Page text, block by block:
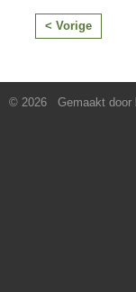
< Vorige
© 2026 Gemaakt door